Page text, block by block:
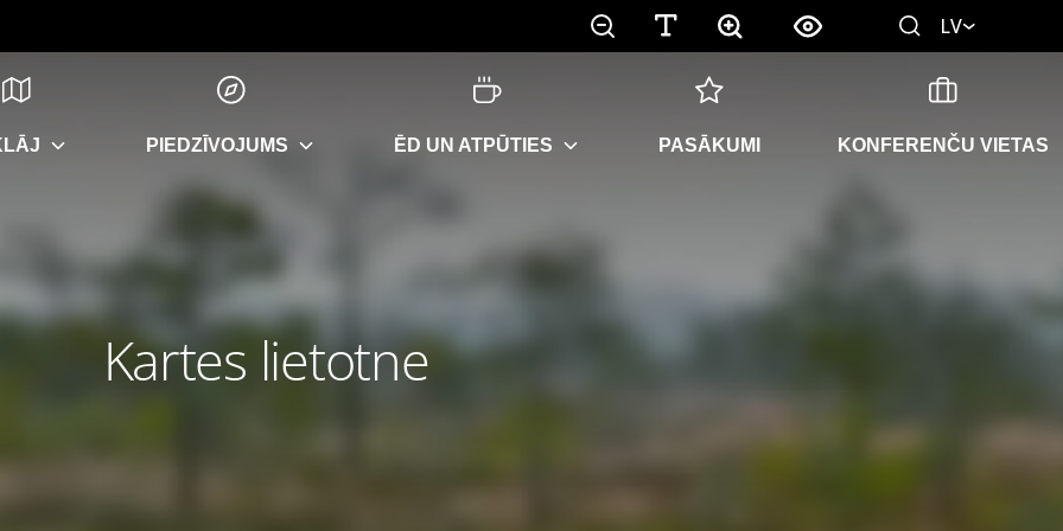
LV
PIEDZĪVOJUMS ĒD UN ATPŪTIES PASĀKUMI KONFERENČU VIETAS
Kartes lietotne